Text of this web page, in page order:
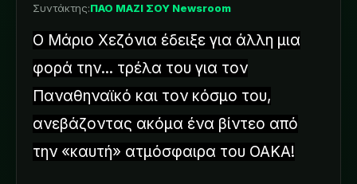
Συντάκτης:ΠΑΟ ΜΑΖΙ ΣΟΥ Newsroom
Ο Μάριο Χεζόνια έδειξε για άλλη μια
φορά την... τρέλα του για τον
Παναθηναϊκό και τον κόσμο του,
ανεβάζοντας ακόμα ένα βίντεο από
την «καυτή» ατμόσφαιρα του ΟΑΚΑ!